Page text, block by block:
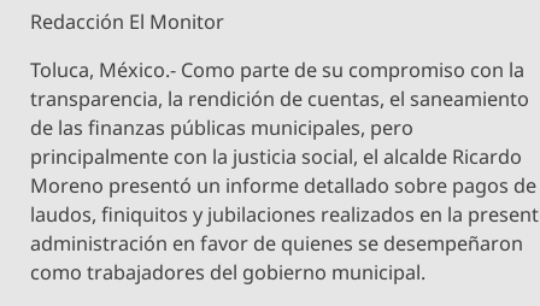
Redacción El Monitor
Toluca, México.- Como parte de su compromiso con la
transparencia, la rendición de cuentas, el saneamiento
de las finanzas públicas municipales, pero
principalmente con la justicia social, el alcalde Ricardo
Moreno presentó un informe detallado sobre pagos de
laudos, finiquitos y jubilaciones realizados en la
administración en favor de quienes se desempeñaron
como trabajadores del gobierno municipal.